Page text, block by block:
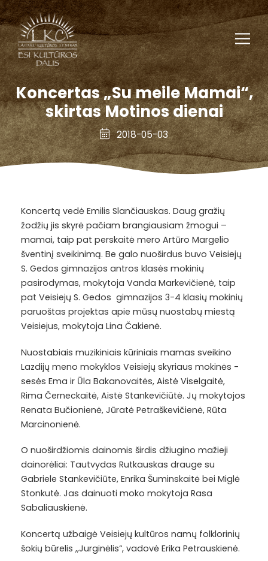
Koncertas „Su meile Mamai“,
skirtas Motinos dienai
2018-05-03
Koncertą vedė Emilis Slančiauskas. Daug gražių
žodžių jis skyrė pačiam brangiausiam žmogui –
mamai, taip pat perskaitė mero Artūro Margelio
šventinį sveikinimą. Be galo nuoširdus buvo Veisiejų
S. Gedos gimnazijos antros klasės mokinių
pasirodymas, mokytoja Vanda Markevičienė, taip
pat Veisiejų S. Gedos gimnazijos 3-4 klasių mokinių
paruoštas projektas apie mūsų nuostabų miestą
Veisiejus, mokytoja Lina Čakienė.
Nuostabiais muzikiniais kūriniais mamas sveikino
Lazdijų meno mokyklos Veisiejų skyriaus mokinės -
sesės Ema ir Ūla Bakanovaitės, Aistė Viselgaitė,
Rima Černeckaitė, Aistė Stankevičiūtė. Jų mokytojos
Renata Bučionienė, Jūratė Petraškevičienė, Rūta
Marcinonienė.
O nuoširdžiomis dainomis širdis džiugino mažieji
dainorėliai: Tautvydas Rutkauskas drauge su
Gabriele Stankevičiūte, Enrika Šuminskaitė bei Miglė
Stonkutė. Jas dainuoti moko mokytoja Rasa
Sabaliauskienė.
Koncertą užbaigė Veisiejų kultūros namų folklorinių
šokių būrelis ,,Jurginėlis“, vadovė Erika Petrauskienė.